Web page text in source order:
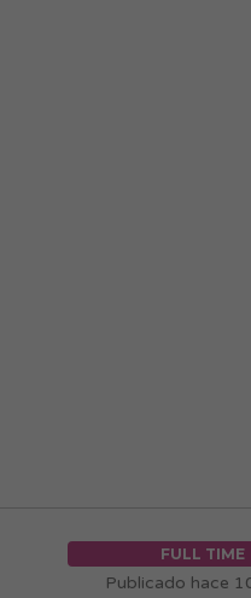
FULL TIME
Publicado hace